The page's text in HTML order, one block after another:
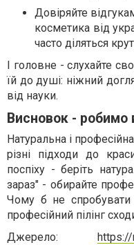
Довіряйте
косметика від
часто діляться
І головне - слухайте
їй до душі: ніжний
від науки.
Висновок - робимо
Натуральна і
різні підходи до
поспіху - беріть
зараз" - обирайте
Чому б не
професійний пілінг
Джерело: